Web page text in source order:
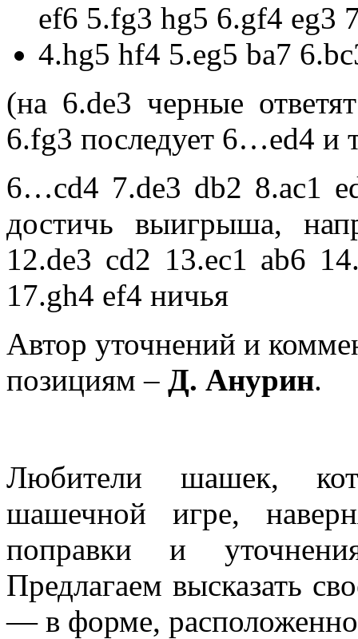
ef6 5.fg3 hg5 6.gf4 eg3
4.hg5 hf4 5.eg5 ba7
(на 6.de3 черные
6.fg3 последует 6…ed4 и
6…cd4 7.de3 db2 8.ac1
достичь выигрыша,
12.de3 cd2 13.ec1 ab6
17.gh4 ef4 ничья
Автор уточнений и
позициям – Д. Анурин.
Любители шашек,
шашечной игре,
поправки и
Предлагаем высказать
— в форме,